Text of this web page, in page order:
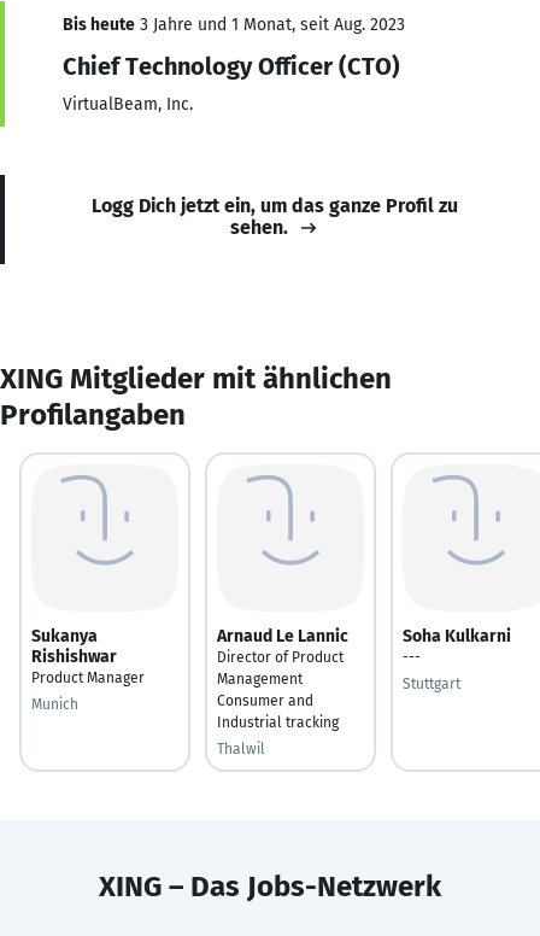
Bis heute 3 Jahre und 1 Monat, seit Aug. 2023
Chief Technology Officer (CTO)
VirtualBeam, Inc.
Logg Dich jetzt ein, um das ganze Profil zu
sehen.
XING Mitglieder mit ähnlichen
Profilangaben
Sukanya
Rishishwar
Product Manager
Munich
Arnaud Le Lannic
Director of Product
Management
Consumer and
Industrial tracking
Thalwil
Soha Kulkarni
---
Stuttgart
XING – Das Jobs-Netzwerk